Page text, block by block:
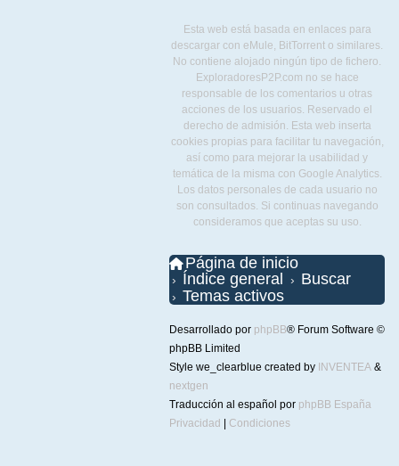
Esta web está basada en enlaces para
descargar con eMule, BitTorrent o similares.
No contiene alojado ningún tipo de fichero.
ExploradoresP2P.com no se hace
responsable de los comentarios u otras
acciones de los usuarios. Reservado el
derecho de admisión. Esta web inserta
cookies propias para facilitar tu navegación,
así como para mejorar la usabilidad y
temática de la misma con Google Analytics.
Los datos personales de cada usuario no
son consultados. Si continuas navegando
consideramos que aceptas su uso.
Página de inicio
Índice general
Buscar
Temas activos
Desarrollado por phpBB® Forum Software ©
phpBB Limited
Style we_clearblue created by INVENTEA &
nextgen
Traducción al español por phpBB España
Privacidad
Condiciones